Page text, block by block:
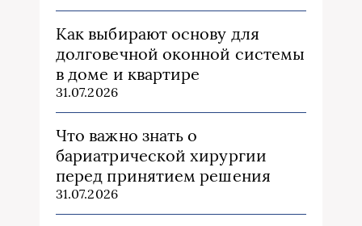
Как выбирают основу для
долговечной оконной системы
в доме и квартире
31.07.2026
Что важно знать о
бариатрической хирургии
перед принятием решения
31.07.2026